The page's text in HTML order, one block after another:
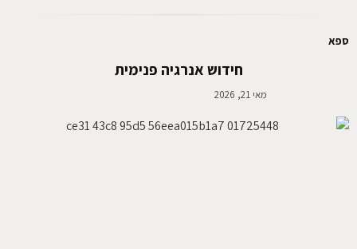
ספא
חידוש אנרגיה פנימית
מאי 21, 2026